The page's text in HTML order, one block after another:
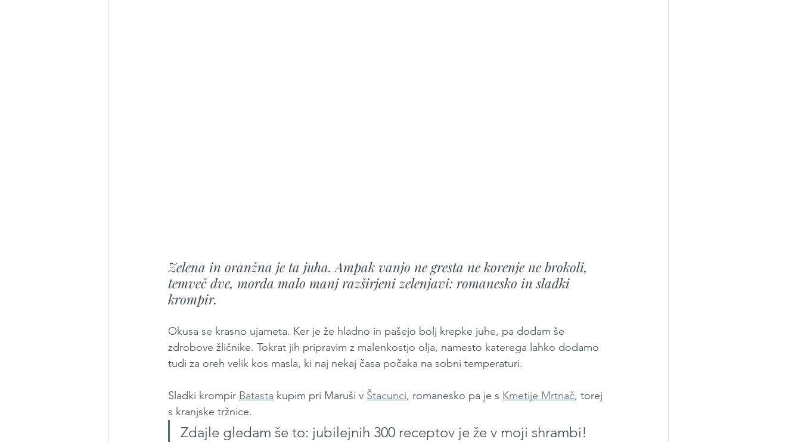
Zelena in oranžna je ta juha. Ampak vanjo ne gresta ne korenje ne brokoli,
temveč dve, morda malo manj razširjeni zelenjavi: romanesko in sladki
krompir.
Okusa se krasno ujameta. Ker je že hladno in pašejo bolj krepke juhe, pa dodam še
zdrobove žličnike. Tokrat jih pripravim z malenkostjo olja, namesto katerega lahko dodamo
tudi za oreh velik kos masla, ki naj nekaj časa počaka na sobni temperaturi.
Sladki krompir Batasta kupim pri Maruši v Štacunci, romanesko pa je s Kmetije Mrtnač, torej
s kranjske tržnice.
Zdajle gledam še to: jubilejnih 300 receptov je že v moji shrambi!